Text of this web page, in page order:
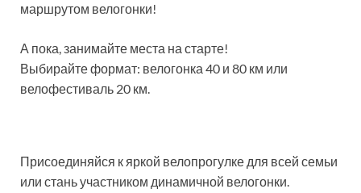
маршрутом велогонки!
А пока, занимайте места на старте!
Выбирайте формат: велогонка 40 и 80 км или
велофестиваль 20 км.
Присоединяйся к яркой велопрогулке для всей семьи
или стань участником динамичной велогонки.